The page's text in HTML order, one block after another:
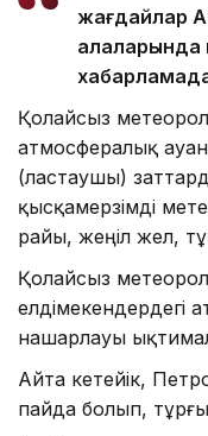
жағдайлар
қалаларында
Қолайсыз
атмосфералық
(ластаушы)
қысқамерзімді
райы, жеңіл жел,
Қолайсыз
елдімекендердегі
нашарлауы
Айта кетейік,
пайда болып,